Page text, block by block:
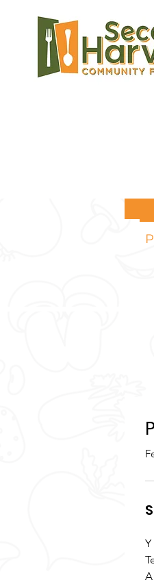
Ingrid Nelson,